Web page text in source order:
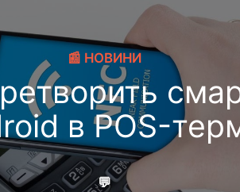
📰 НОВИНИ
в POS-
💬